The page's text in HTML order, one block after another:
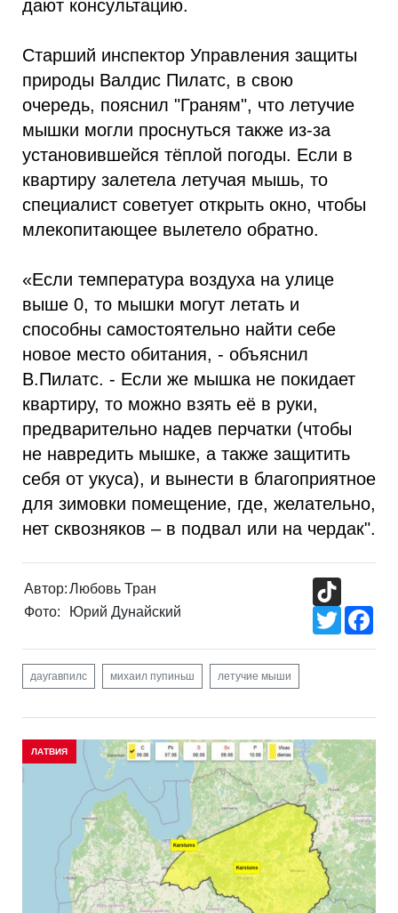
дают консультацию.
Старший инспектор Управления защиты
природы Валдис Пилатс, в свою
очередь, пояснил "Граням", что летучие
мышки могли проснуться также из-за
установившейся тёплой погоды. Если в
квартиру залетела летучая мышь, то
специалист советует открыть окно, чтобы
млекопитающее вылетело обратно.
«Если температура воздуха на улице
выше 0, то мышки могут летать и
способны самостоятельно найти себе
новое место обитания, - объяснил
В.Пилатс. - Если же мышка не покидает
квартиру, то можно взять её в руки,
предварительно надев перчатки (чтобы
не навредить мышке, а также защитить
себя от укуса), и вынести в благоприятное
для зимовки помещение, где, желательно,
нет сквозняков – в подвал или на чердак".
Автор:Любовь Тран
Фото:
Юрий Дунайский
Twitter
даугавпилс михаил пупиньш летучие мыши
ЛАТВИЯ